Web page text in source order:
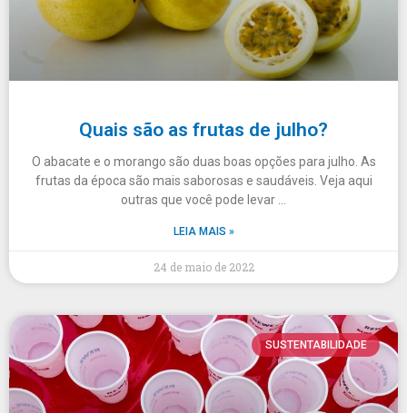
Quais são as frutas de julho?
O abacate e o morango são duas boas opções para julho. As
frutas da época são mais saborosas e saudáveis. Veja aqui
outras que você pode levar …
LEIA MAIS »
24 de maio de 2022
SUSTENTABILIDADE